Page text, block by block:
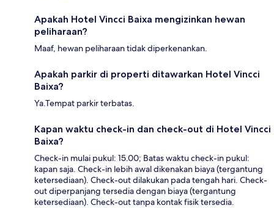
Apakah Hotel Vincci Baixa mengizinkan hewan
peliharaan?
Maaf, hewan peliharaan tidak diperkenankan.
Apakah parkir di properti ditawarkan Hotel Vincci
Baixa?
Ya.Tempat parkir terbatas.
Kapan waktu check-in dan check-out di Hotel Vincci
Baixa?
Check-in mulai pukul: 15.00; Batas waktu check-in pukul:
kapan saja. Check-in lebih awal dikenakan biaya (tergantung
ketersediaan). Check-out dilakukan pada tengah hari. Check-
out diperpanjang tersedia dengan biaya (tergantung
ketersediaan). Check-out tanpa kontak fisik tersedia.